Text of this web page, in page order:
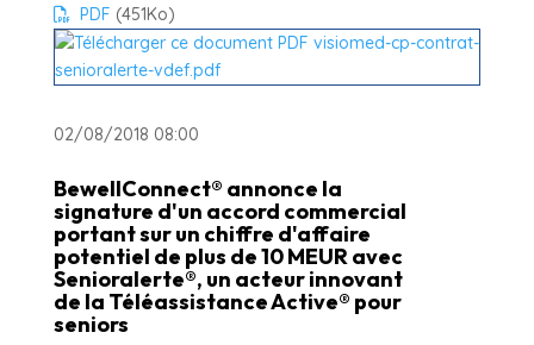
PDF (451Ko)
02/08/2018 08:00
BewellConnect® annonce la
signature d'un accord commercial
portant sur un chiffre d'affaire
potentiel de plus de 10 MEUR avec
Senioralerte®, un acteur innovant
de la Téléassistance Active® pour
seniors